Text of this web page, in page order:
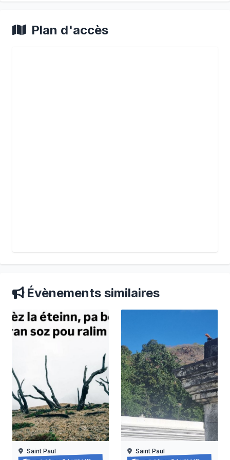
Plan d'accès
Évènements similaires
Balade-spectacle au piton oranger
Saint Paul
Balade-spectacle à saint-
Saint Paul